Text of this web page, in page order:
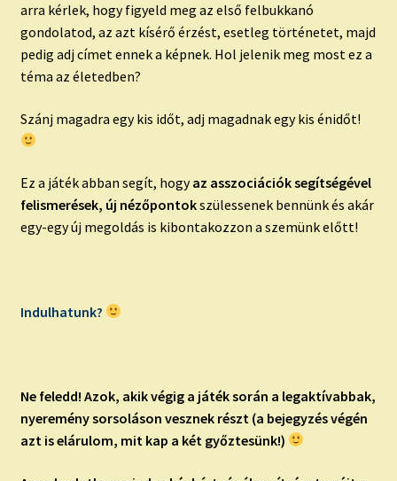
arra kérlek, hogy figyeld meg az első felbukkanó
gondolatod, az azt kísérő érzést, esetleg történetet, majd
pedig adj címet ennek a képnek. Hol jelenik meg most ez a
téma az életedben?
Szánj magadra egy kis időt, adj magadnak egy kis énidőt!
Ez a játék abban segít, hogyaz asszociációk segítségével
felismerések, új nézőpontokszülessenek bennünk és akár
egy-egy új megoldás is kibontakozzon a szemünk előtt!
Indulhatunk?
Ne feledd! Azok, akik végig a játék során a legaktívabbak,
nyeremény sorsoláson vesznek részt (a bejegyzés végén
azt is elárulom, mit kap a két győztesünk!)